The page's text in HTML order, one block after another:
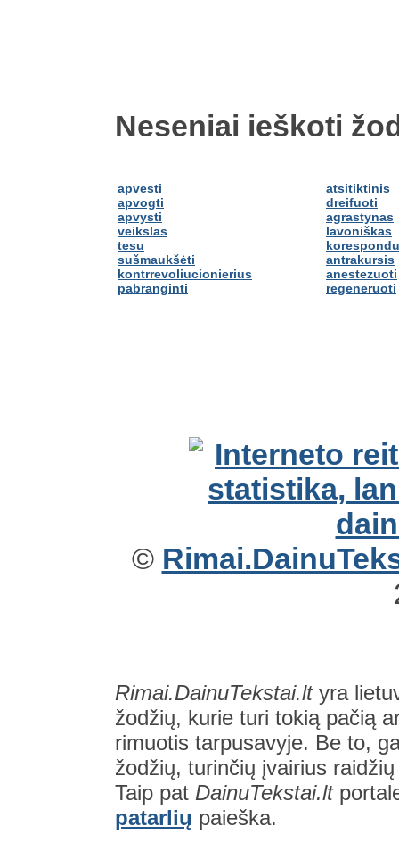
Neseniai ieškoti
apvesti
apvogti
apvysti
veikslas
tesu
sušmaukšėti
kontrrevoliucionierius
pabranginti
atsitiktinis
dreifuoti
agrastynas
lavoniškas
antrakursis
anestezuoti
regeneruoti
©
Rimai.DainuTekstai.ltyra
žodžių, kurie turi tokią pačią
rimuotis tarpusavyje. Be to,
žodžių, turinčių įvairius
Taip pat DainuTekstai.lt
patarlių paieška.